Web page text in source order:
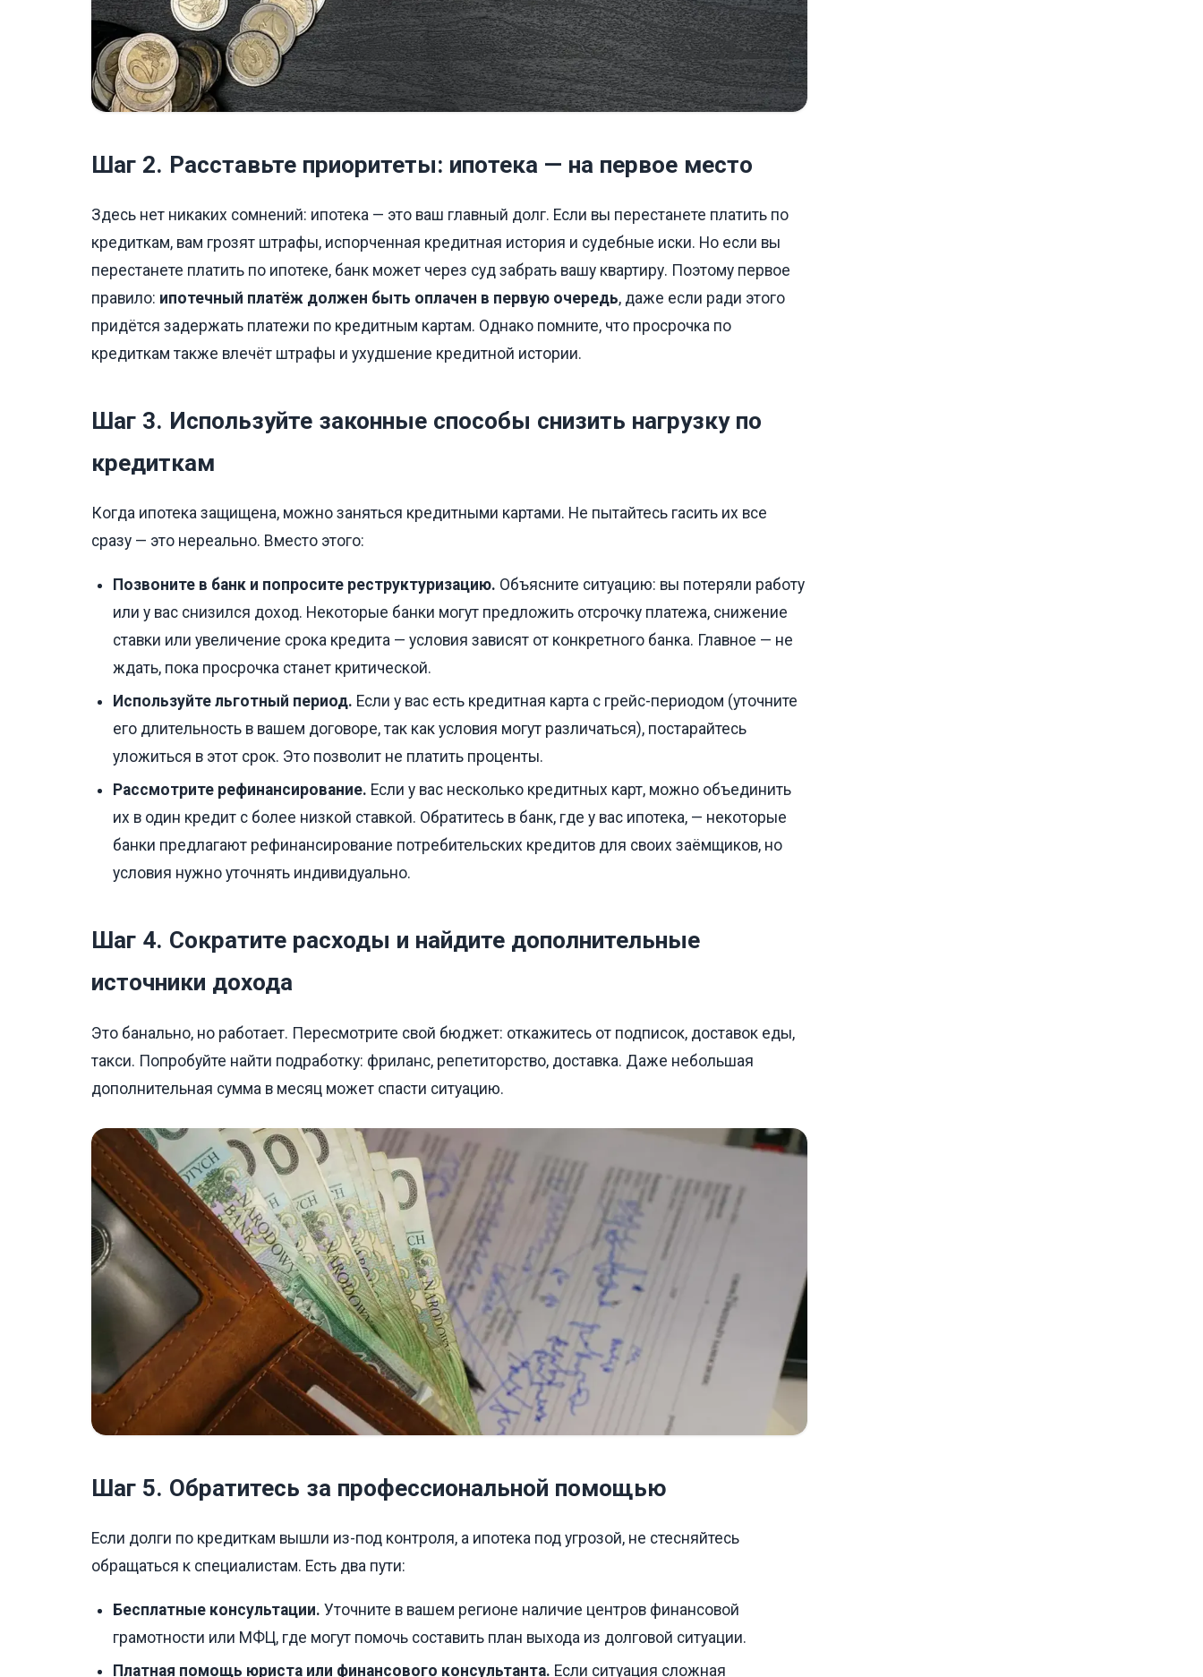
Шаг 2. Расставьте приоритеты: ипотека — на первое место
Здесь нет никаких сомнений: ипотека — это ваш главный долг. Если вы перестанете платить по
кредиткам, вам грозят штрафы, испорченная кредитная история и судебные иски. Но если вы
перестанете платить по ипотеке, банк может через суд забрать вашу квартиру. Поэтому первое
правило: ипотечный платёж должен быть оплачен в первую очередь, даже если ради этого
придётся задержать платежи по кредитным картам. Однако помните, что просрочка по
кредиткам также влечёт штрафы и ухудшение кредитной истории.
Шаг 3. Используйте законные способы снизить нагрузку по
кредиткам
Когда ипотека защищена, можно заняться кредитными картами. Не пытайтесь гасить их все
сразу — это нереально. Вместо этого:
Позвоните в банк и попросите реструктуризацию. Объясните ситуацию: вы потеряли работу
или у вас снизился доход. Некоторые банки могут предложить отсрочку платежа, снижение
ставки или увеличение срока кредита — условия зависят от конкретного банка. Главное — не
ждать, пока просрочка станет критической.
Используйте льготный период. Если у вас есть кредитная карта с грейс-периодом (уточните
его длительность в вашем договоре, так как условия могут различаться), постарайтесь
уложиться в этот срок. Это позволит не платить проценты.
Рассмотрите рефинансирование. Если у вас несколько кредитных карт, можно объединить
их в один кредит с более низкой ставкой. Обратитесь в банк, где у вас ипотека, — некоторые
банки предлагают рефинансирование потребительских кредитов для своих заёмщиков, но
условия нужно уточнять индивидуально.
Шаг 4. Сократите расходы и найдите дополнительные
источники дохода
Это банально, но работает. Пересмотрите свой бюджет: откажитесь от подписок, доставок еды,
такси. Попробуйте найти подработку: фриланс, репетиторство, доставка. Даже небольшая
дополнительная сумма в месяц может спасти ситуацию.
Шаг 5. Обратитесь за профессиональной помощью
Если долги по кредиткам вышли из-под контроля, а ипотека под угрозой, не стесняйтесь
обращаться к специалистам. Есть два пути:
Бесплатные консультации. Уточните в вашем регионе наличие центров финансовой
грамотности или МФЦ, где могут помочь составить план выхода из долговой ситуации.
Платная помощь юриста или финансового консультанта. Если ситуация сложная